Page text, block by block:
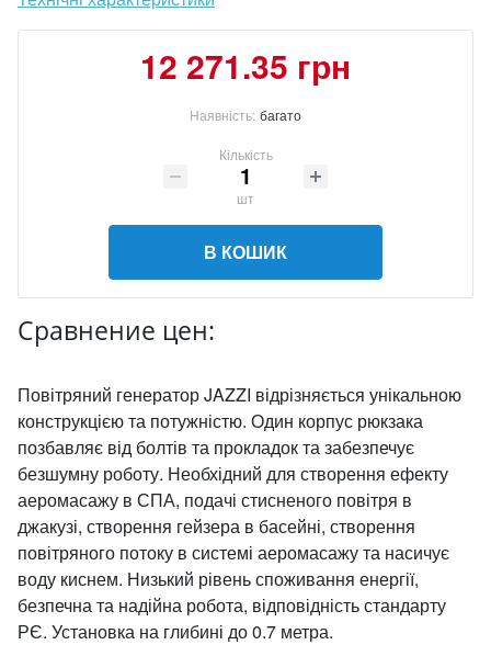
12 271.35 грн
Наявність: багато
Кількість
шт
В КОШИК
Сравнение цен:
Повітряний генератор JAZZI відрізняється унікальною
конструкцією та потужністю. Один корпус рюкзака
позбавляє від болтів та прокладок та забезпечує
безшумну роботу. Необхідний для створення ефекту
аеромасажу в СПА, подачі стисненого повітря в
джакузі, створення гейзера в басейні, створення
повітряного потоку в системі аеромасажу та насичує
воду киснем. Низький рівень споживання енергії,
безпечна та надійна робота, відповідність стандарту
РЄ. Установка на глибині до 0.7 метра.